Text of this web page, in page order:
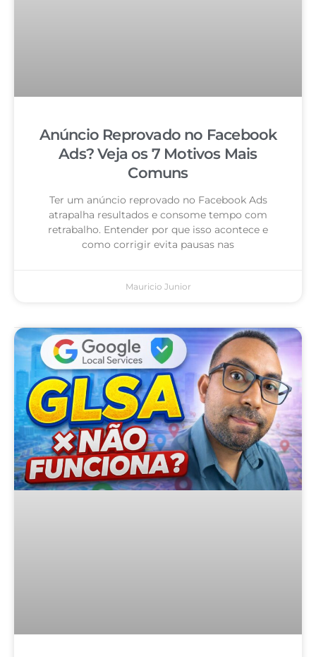
Anúncio Reprovado no Facebook
Ads? Veja os 7 Motivos Mais
Comuns
Ter um anúncio reprovado no Facebook Ads
atrapalha resultados e consome tempo com
retrabalho. Entender por que isso acontece e
como corrigir evita pausas nas
Mauricio Junior